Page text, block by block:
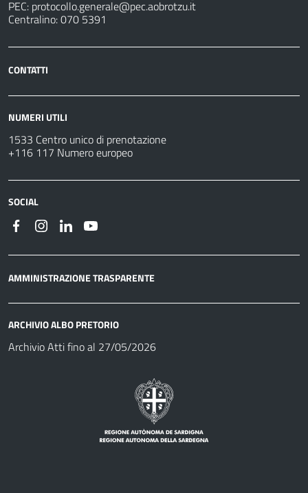
PEC: protocollo.generale@pec.aobrotzu.it
Centralino: 070 5391
CONTATTI
NUMERI UTILI
1533 Centro unico di prenotazione
+116 117 Numero europeo
SOCIAL
AMMINISTRAZIONE TRASPARENTE
ARCHIVIO ALBO PRETORIO
Archivio Atti fino al 27/05/2026